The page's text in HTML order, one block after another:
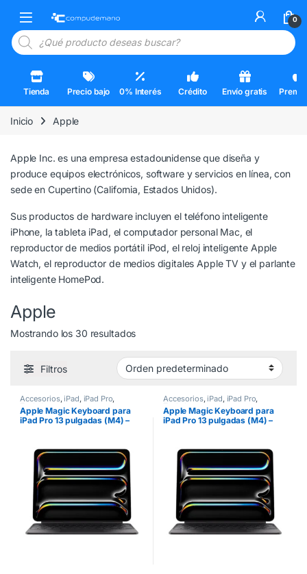
Open 0
Búsqueda de productos
Tienda Precio bajo 0% Interés Crédito Envío gratis
Inicio Apple
Apple Inc. es una empresa estadounidense que diseña y
produce equipos electrónicos, software y servicios en línea, con
sede en Cupertino (California, Estados Unidos).
Sus productos de hardware incluyen el teléfono inteligente
iPhone, la tableta iPad, el computador personal Mac, el
reproductor de medios portátil iPod, el reloj inteligente Apple
Watch, el reproductor de medios digitales Apple TV y el parlante
inteligente HomePod.
Apple
Mostrando los 30 resultados
Filtros
Accesorios, iPad, iPad Pro,
Teclados
Apple Magic Keyboard para
iPad Pro 13 pulgadas (M4) –
Accesorios, iPad, iPad Pro,
Teclados
Apple Magic Keyboard para
iPad Pro 13 pulgadas (M4) –